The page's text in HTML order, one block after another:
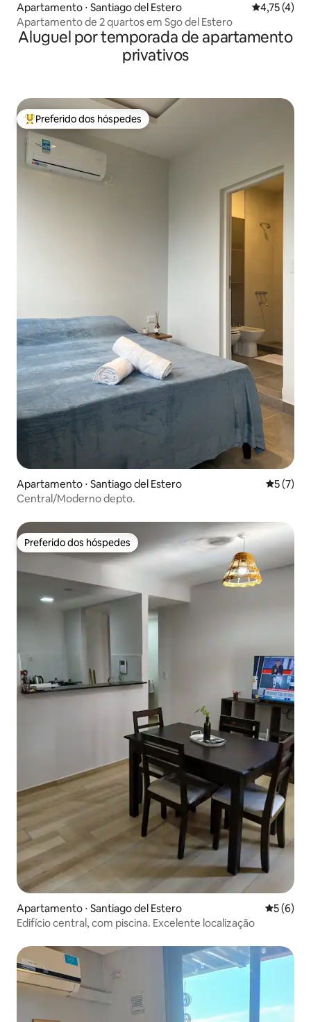
Apartamento ⋅ Santiago del Estero 4,75 de
4,75 (4)
Apartamento de 2 quartos em Sgo del Estero
Aluguel por temporada de apartamento
privativos
Entre os melhores preferidos dos hóspedes
Preferido dos hóspedes
Apartamento ⋅ Santiago del Estero 5 de
5 (7)
Central/Moderno depto.
Preferido dos hóspedes
Preferido dos hóspedes
Apartamento ⋅ Santiago del Estero 5 de
5 (6)
Edifício central, com piscina. Excelente localização